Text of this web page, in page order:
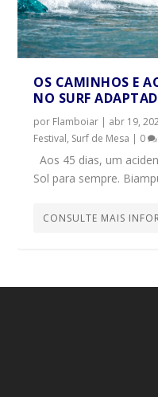
OS CAMINHOS E
NO SURF
por Flamboiar | abr 19,
Festival, Surf de Mesa | 0
Aos 45 dias, um
Sol para sempre.
CONSULTE MAIS